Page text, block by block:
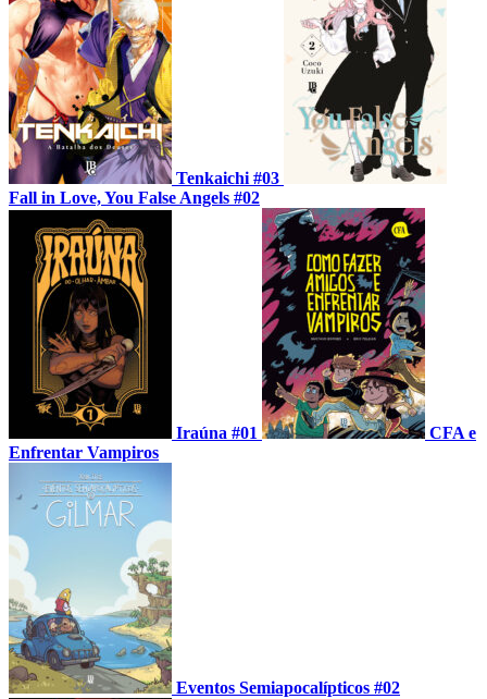
Tenkaichi #03
Fall in Love, You False Angels #02
Iraúna #01
CFA e
Enfrentar Vampiros
Eventos Semiapocalípticos #02